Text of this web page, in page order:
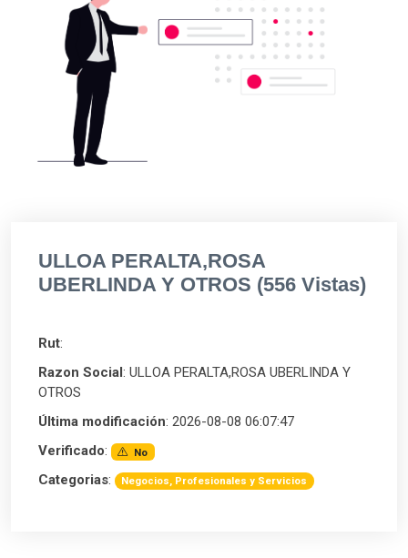
ULLOA PERALTA,ROSA
UBERLINDA Y OTROS (556 Vistas)
Rut:
Razon Social : ULLOA PERALTA,ROSA UBERLINDA Y
OTROS
Última modificación: 2026-08-08 06:07:47
Verificado: No
Categorias: Negocios, Profesionales y Servicios